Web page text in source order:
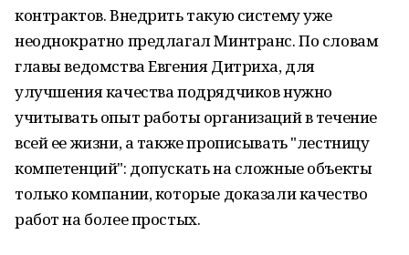
контрактов. Внедрить такую систему уже
неоднократно предлагал Минтранс. По словам
главы ведомства Евгения Дитриха, для
улучшения качества подрядчиков нужно
учитывать опыт работы организаций в течение
всей ее жизни, а также прописывать "лестницу
компетенций": допускать на сложные объекты
только компании, которые доказали качество
работ на более простых.